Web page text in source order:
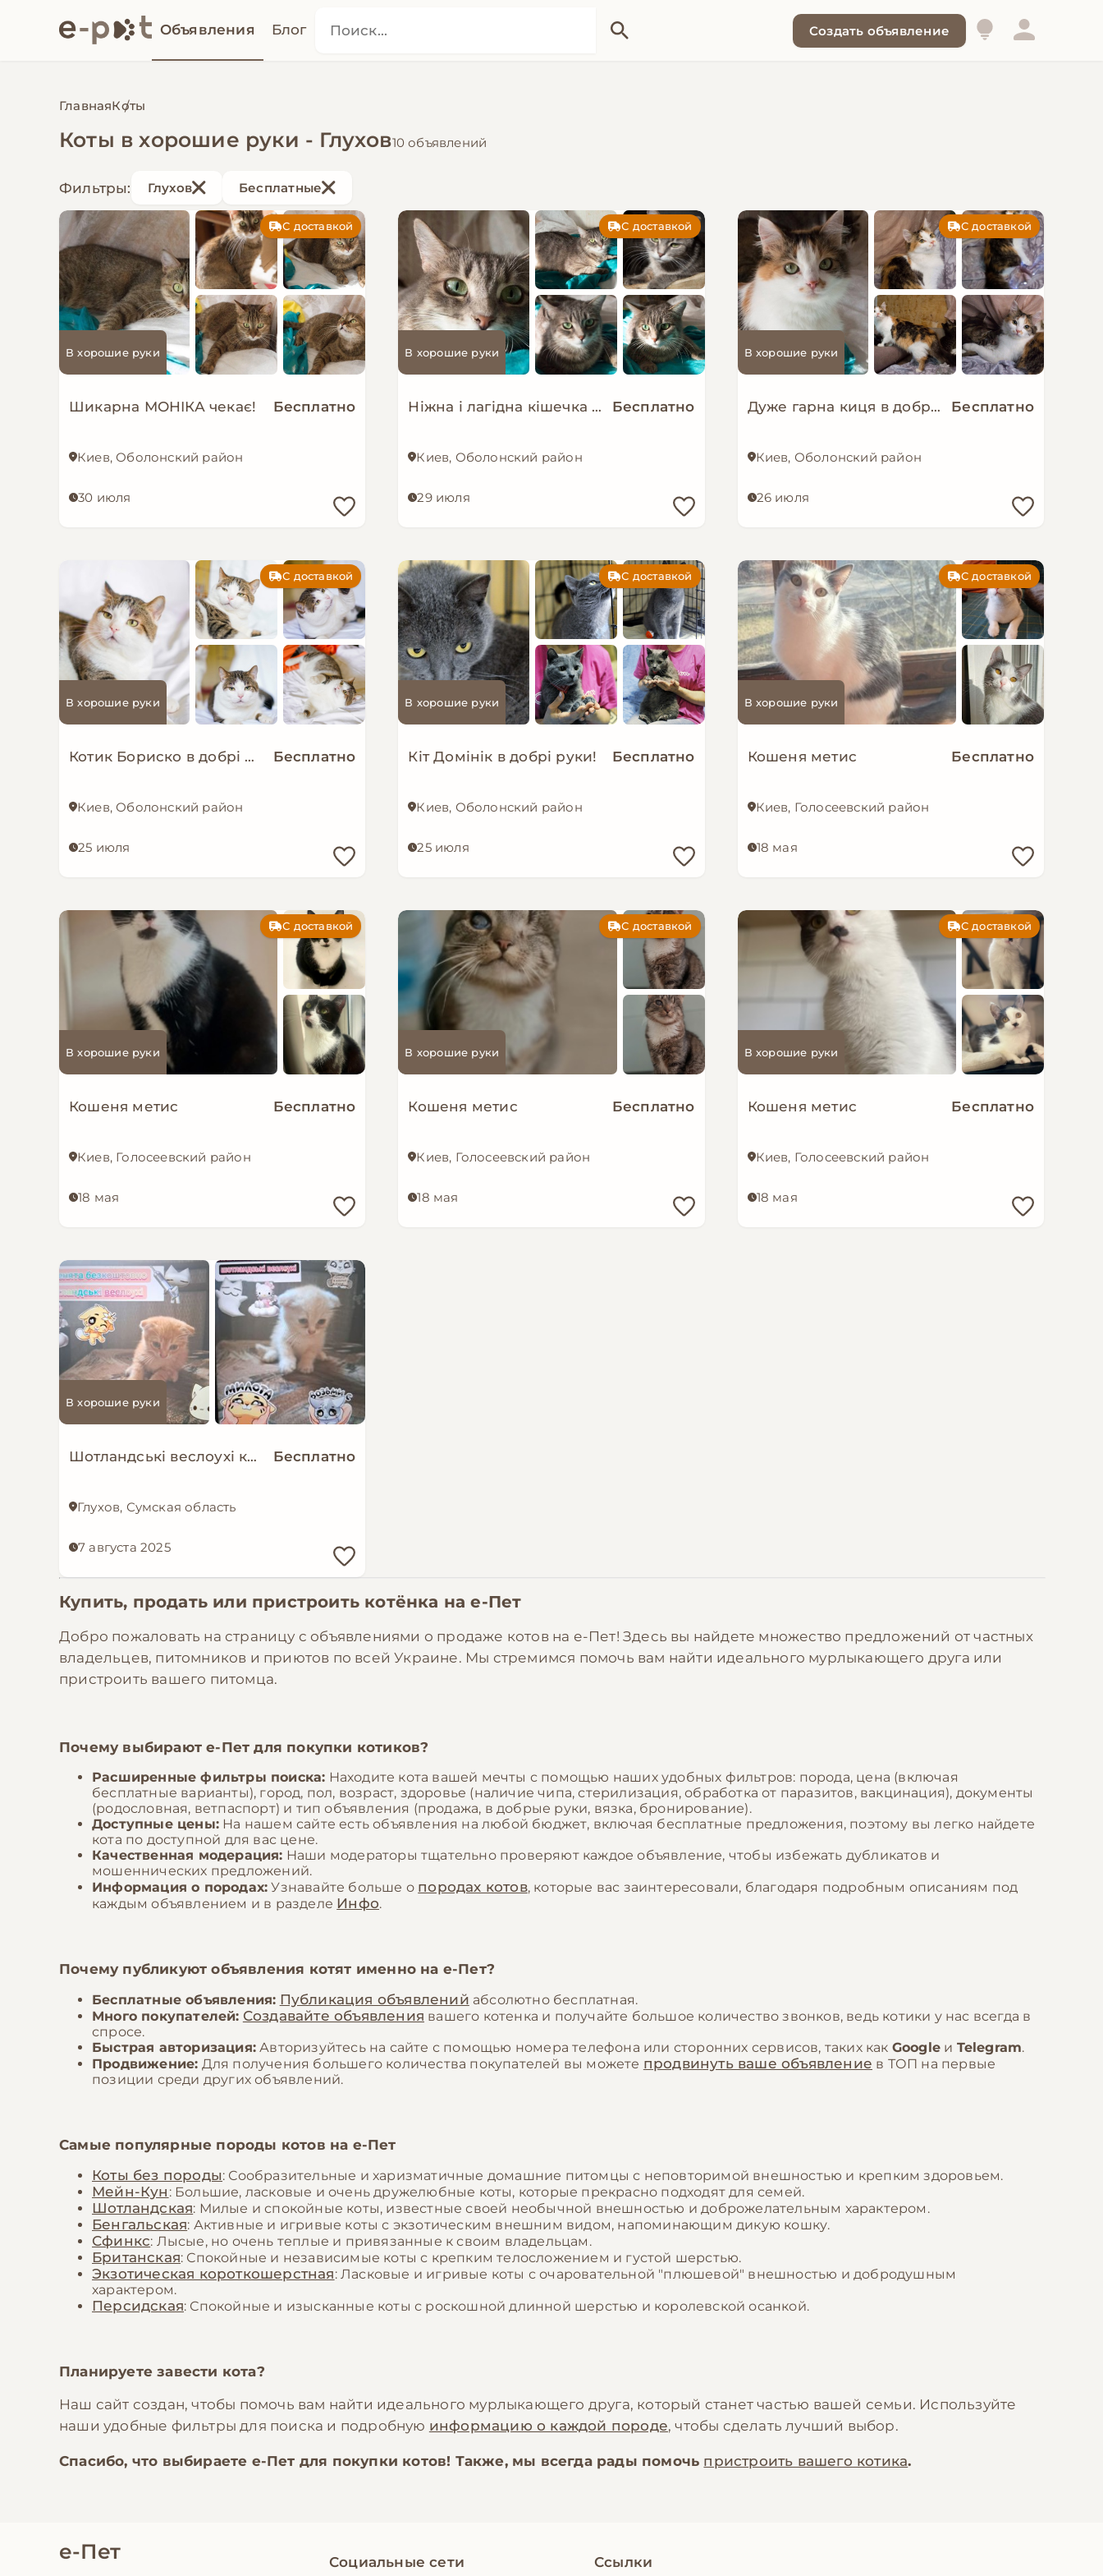
Объявления Блог Создать объявление
ГлавнаяКоты
Коты в хорошие руки - Глухов10 объявлений
Фильтры: Глухов Бесплатные
С доставкой
В хорошие руки
Шикарна МОНІКА чекає! Бесплатно
Киев, Оболонский район
30 июля
С доставкой
В хорошие руки
Ніжна і лагідна кішечка в добрі руки! Бесплатно
Киев, Оболонский район
29 июля
С доставкой
В хорошие руки
Дуже гарна киця в добрі руки! Бесплатно
Киев, Оболонский район
26 июля
С доставкой
В хорошие руки
Котик Бориско в добрі руки! Бесплатно
Киев, Оболонский район
25 июля
С доставкой
В хорошие руки
Кіт Домінік в добрі руки! Бесплатно
Киев, Оболонский район
25 июля
С доставкой
В хорошие руки
Кошеня метис Бесплатно
Киев, Голосеевский район
18 мая
С доставкой
В хорошие руки
Кошеня метис Бесплатно
Киев, Голосеевский район
18 мая
С доставкой
В хорошие руки
Кошеня метис Бесплатно
Киев, Голосеевский район
18 мая
С доставкой
В хорошие руки
Кошеня метис Бесплатно
Киев, Голосеевский район
18 мая
В хорошие руки
Шотландські веслоухі кошенята, 2 місяці Бесплатно
Глухов, Сумская область
7 августа 2025
Купить, продать или пристроить котёнка нае-Пет
Добро пожаловать на страницу с объявлениями о продаже котов на е-Пет! Здесь вы найдете множество предложений от частных
владельцев, питомников и приютов по всей Украине. Мы стремимся помочь вам найти идеального мурлыкающего друга или
пристроить вашего питомца.
Почему выбираюте-Пет для покупки котиков?
Расширенные фильтры поиска: Находите кота вашей мечты с помощью наших удобных фильтров: порода, цена (включая
бесплатные варианты), город, пол, возраст, здоровье (наличие чипа, стерилизация, обработка от паразитов, вакцинация), документы
(родословная, ветпаспорт) и тип объявления (продажа, в добрые руки, вязка, бронирование).
Доступные цены: На нашем сайте есть объявления на любой бюджет, включая бесплатные предложения, поэтому вы легко найдете
кота по доступной для вас цене.
Качественная модерация: Наши модераторы тщательно проверяют каждое объявление, чтобы избежать дубликатов и
мошеннических предложений.
Информация о породах: Узнавайте больше о породах котов, которые вас заинтересовали, благодаря подробным описаниям под
каждым объявлением и в разделе Инфо.
Почему публикуют объявления котят именно на е-Пет?
Бесплатные объявления: Публикация объявлений абсолютно бесплатная.
Много покупателей: Создавайте объявления вашего котенка и получайте большое количество звонков, ведь котики у нас всегда в
спросе.
Быстрая авторизация: Авторизуйтесь на сайте с помощью номера телефона или сторонних сервисов, таких как Google и Telegram.
Продвижение: Для получения большего количества покупателей вы можете продвинуть ваше объявление в ТОП на первые
позиции среди других объявлений.
Самые популярные породы котов на е-Пет
Коты без породы: Сообразительные и харизматичные домашние питомцы с неповторимой внешностью и крепким здоровьем.
Мейн-Кун : Большие, ласковые и очень дружелюбные коты, которые прекрасно подходят для семей.
Шотландская: Милые и спокойные коты, известные своей необычной внешностью и доброжелательным характером.
Бенгальская: Активные и игривые коты с экзотическим внешним видом, напоминающим дикую кошку.
Сфинкс: Лысые, но очень теплые и привязанные к своим владельцам.
Британская: Спокойные и независимые коты с крепким телосложением и густой шерстью.
Экзотическая короткошерстная: Ласковые и игривые коты с очаровательной "плюшевой" внешностью и добродушным
характером.
Персидская: Спокойные и изысканные коты с роскошной длинной шерстью и королевской осанкой.
Планируете завести кота?
Наш сайт создан, чтобы помочь вам найти идеального мурлыкающего друга, который станет частью вашей семьи. Используйте
наши удобные фильтры для поиска и подробную информацию о каждой породе, чтобы сделать лучший выбор.
Спасибо, что выбираете е-Пет для покупки котов! Также, мы всегда рады помочь пристроить вашего котика.
е-Пет Социальные сети Ссылки